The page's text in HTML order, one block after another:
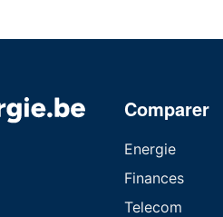
Comparer
Energie
Finances
Telecom